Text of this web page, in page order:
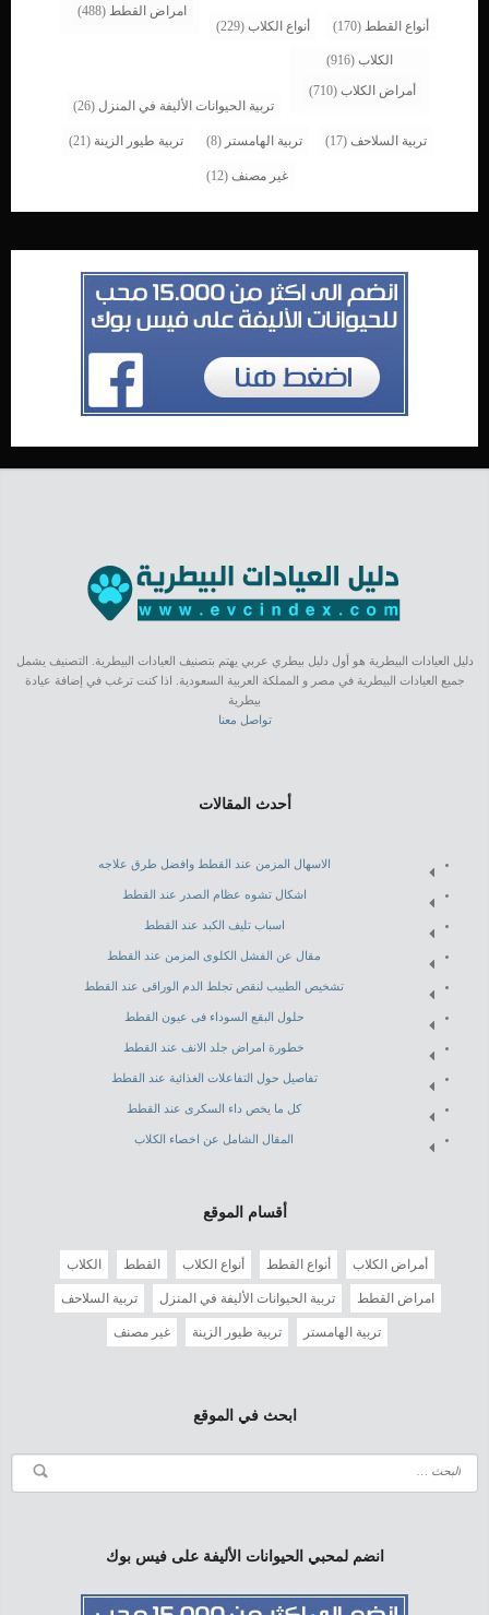
أنواع القطط (170) أنواع الكلاب (229)
امراض القطط (488)
الكلاب (916)
أمراض الكلاب (710)
تربية الحيوانات الأليفة في المنزل (26)
تربية السلاحف (17) تربية الهامستر (8) تربية طيور الزينة (21)
غير مصنف (12)
دليل العيادات البيطرية هو أول دليل بيطري عربي يهتم بتصنيف العيادات البيطرية. التصنيف يشمل
جميع العيادات البيطرية في مصر و المملكة العربية السعودية. اذا كنت ترغب في إضافة عيادة
بيطرية
تواصل معنا
أحدث المقالات
الاسهال المزمن عند القطط وافضل طرق علاجه
اشكال تشوه عظام الصدر عند القطط
اسباب تليف الكبد عند القطط
مقال عن الفشل الكلوى المزمن عند القطط
تشخيص الطبيب لنقص تجلط الدم الوراقى عند القطط
حلول البقع السوداء فى عيون القطط
خطورة امراض جلد الانف عند القطط
تفاصيل حول التفاعلات الغذائية عند القطط
كل ما يخص داء السكرى عند القطط
المقال الشامل عن اخصاء الكلاب
أقسام الموقع
أمراض الكلاب أنواع القطط أنواع الكلاب القطط الكلاب
امراض القطط تربية الحيوانات الأليفة في المنزل تربية السلاحف
تربية الهامستر تربية طيور الزينة غير مصنف
ابحث في الموقع
انضم لمحبي الحيوانات الأليفة على فيس بوك